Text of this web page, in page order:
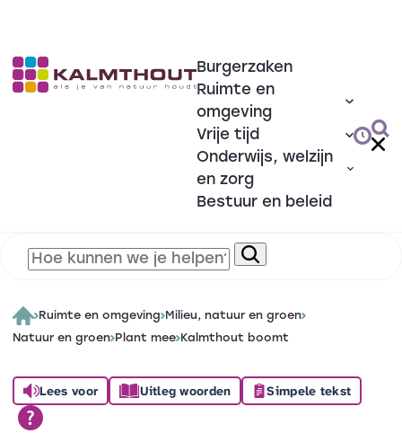
Burgerzaken
Ruimte en
omgeving
Vrije tijd
Onderwijs, welzijn
en zorg
Bestuur en beleid
Ruimte en omgeving
Milieu, natuur en groen
Natuur en groen Plant mee Kalmthout boomt
Lees voor Uitleg woorden Simpele tekst